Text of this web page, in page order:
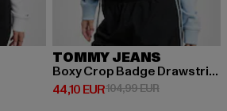
114,99 EUR
TOMMY JEANS
Boxy Crop Badge Drawstring
44,10 EUR
Derzeitiger Preis: 44,10 EUR
104,99 EURAktionspreis: